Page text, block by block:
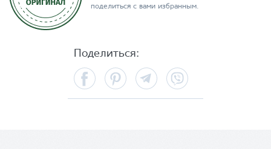
поделиться с вами избранным.
Поделиться:
FacebookPinterest Telegram